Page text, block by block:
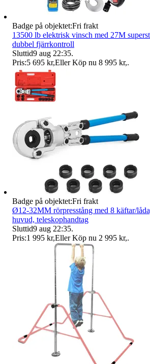
Badge på objektet:Fri frakt
13500 lb elektrisk vinsch med 27M
dubbel fjärrkontroll
Sluttid9 aug 22:35.
Pris:5 695 kr,Eller Köp nu 8 995 kr,.
Badge på objektet:Fri frakt
Ø12-32MM rörpresstång med 8 käftar/
huvud, teleskophandtag
Sluttid9 aug 22:35.
Pris:1 995 kr,Eller Köp nu 2 995 kr,.